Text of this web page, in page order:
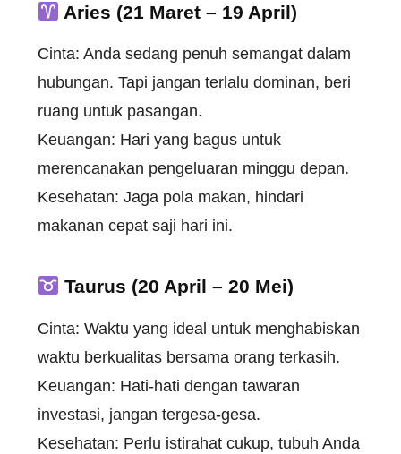
Aries (21 Maret – 19 April)
Cinta: Anda sedang penuh semangat dalam
hubungan. Tapi jangan terlalu dominan, beri
ruang untuk pasangan.
Keuangan: Hari yang bagus untuk
merencanakan pengeluaran minggu depan.
Kesehatan: Jaga pola makan, hindari
makanan cepat saji hari ini.
Taurus (20 April – 20 Mei)
Cinta: Waktu yang ideal untuk menghabiskan
waktu berkualitas bersama orang terkasih.
Keuangan: Hati-hati dengan tawaran
investasi, jangan tergesa-gesa.
Kesehatan: Perlu istirahat cukup, tubuh Anda